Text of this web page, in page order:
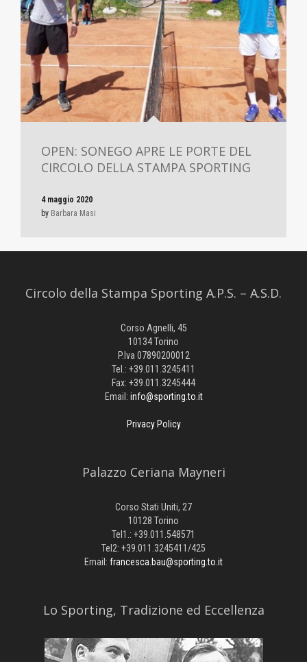
OPEN: SONEGO APRE LE PORTE DEL
CIRCOLO DELLA STAMPA SPORTING
4 maggio 2020
by Barbara Masi
Circolo della Stampa Sporting A.P.S. – A.S.D.
Corso Agnelli, 45
10134 Torino
P.Iva 07890200012
Tel.: +39.011.3245411
Fax: +39.011.3245444
Email: info@sporting.to.it
Privacy Policy
Palazzo Ceriana Mayneri
Corso Stati Uniti, 27
10128 Torino
Tel1.: +39.011.548571
Tel2: +39.011.3245411/425
Email: francesca.bau@sporting.to.it
​Lo Sporting, Tradizione ed Eccellenza